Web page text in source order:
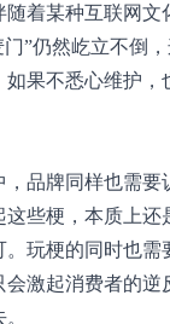
随着某种互联网文
门”仍然屹立不倒
如果不悉心维护，
，品牌同样也需要
这些梗，本质上还
。玩梗的同时也需
会激起消费者的逆